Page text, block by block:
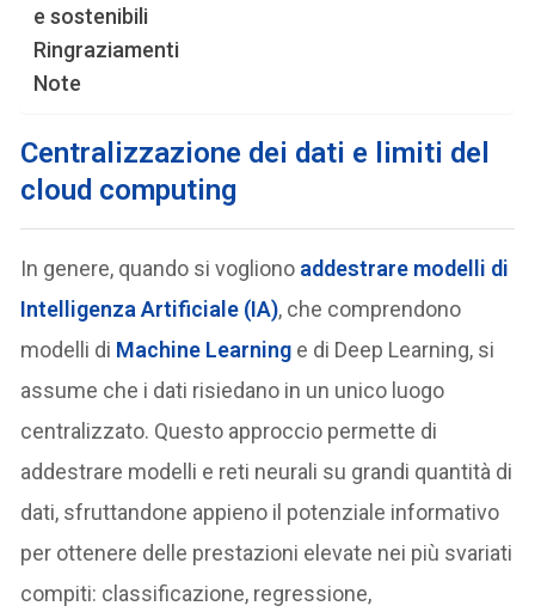
e sostenibili
Ringraziamenti
Note
Centralizzazione dei dati e limiti del
cloud computing
In genere, quando si vogliono addestrare modelli di
Intelligenza Artificiale (IA), che comprendono
modelli di Machine Learning e di Deep Learning, si
assume che i dati risiedano in un unico luogo
centralizzato. Questo approccio permette di
addestrare modelli e reti neurali su grandi quantità di
dati, sfruttandone appieno il potenziale informativo
per ottenere delle prestazioni elevate nei più svariati
compiti: classificazione, regressione,